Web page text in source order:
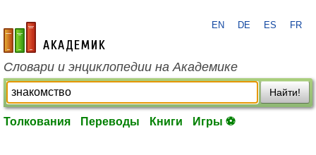
academic.ru
EN DE ES FR
Словари и энциклопедии на Академике
Найти!
Толкования Переводы Книги Игры ⚽